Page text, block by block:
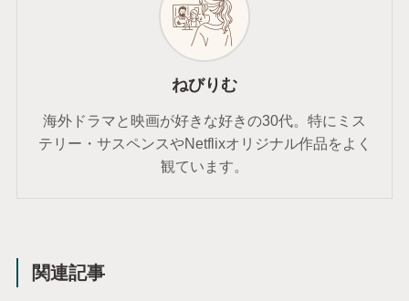
ねびりむ
海外ドラマと映画が好きな好きの30代。特にミス
テリー・サスペンスやNetflixオリジナル作品をよく
観ています。
関連記事